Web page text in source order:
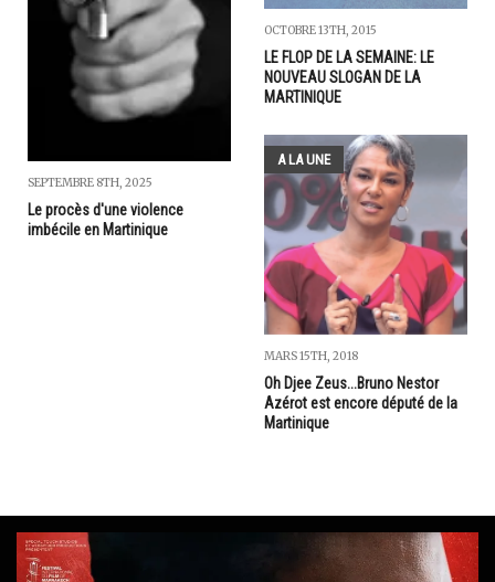
SEPTEMBRE 8TH, 2025
Le procès d'une violence
imbécile en Martinique
OCTOBRE 13TH, 2015
LE FLOP DE LA SEMAINE: LE
NOUVEAU SLOGAN DE LA
MARTINIQUE
A LA UNE
MARS 15TH, 2018
Oh Djee Zeus...Bruno Nestor
Azérot est encore député de la
Martinique